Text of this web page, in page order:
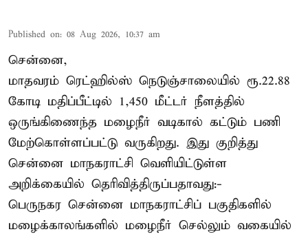
Published on: 08 Aug 2026, 10:37 am
சென்னை,
மாதவரம் ரெட்ஹில்ஸ் நெடுஞ்சாலையில் ரூ.22.88
கோடி மதிப்பீட்டில் 1,450 மீட்டர் நீளத்தில்
ஒருங்கிணைந்த மழைநீர் வடிகால் கட்டும் பணி
மேற்கொள்ளப்பட்டு வருகிறது. இது குறித்து
சென்னை மாநகராட்சி வெளியிட்டுள்ள
அறிக்கையில் தெரிவித்திருப்பதாவது:-
பெருநகர சென்னை மாநகராட்சிப் பகுதிகளில்
மழைக்காலங்களில் மழைநீர் செல்லும் வகையில்